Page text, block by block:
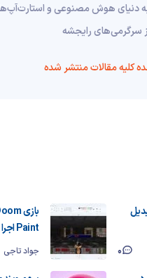
دنیای هوش مصنوعی و
سرگرمی‌های رایجشه
کلیه مقالات منتشر شده
تبدیل
0
Paint اجرا شد [تماشا کنید]
جواد تاجی